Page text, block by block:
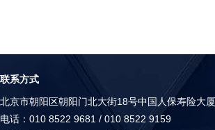
联系方式
北京市朝阳区朝阳门北大街18号中国人保寿险大
电话：010 8522 9681 / 010 8522 9159